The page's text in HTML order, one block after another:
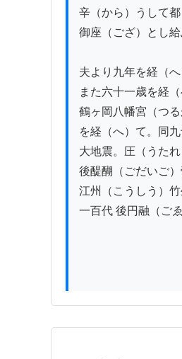
辛（から）うして
御座（ござ）とし
夫より九年を経（
また六十一歳を経
鶴ヶ岡八幡宮（つ
を経（へ）て。同
大地震。圧（うた
後醍醐（ごだいご
江州（こうしう）
一百代 後円融（ご